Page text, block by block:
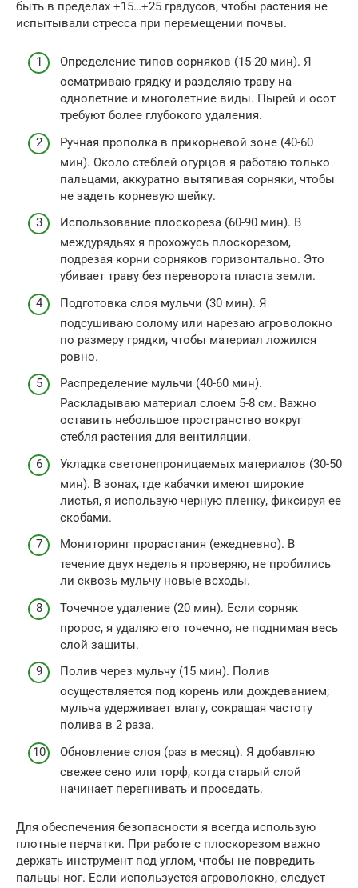
быть в пределах +15…+25 градусов, чтобы растения не
испытывали стресса при перемещении почвы.
Определение типов сорняков (15-20 мин). Я
осматриваю грядку и разделяю траву на
однолетние и многолетние виды. Пырей и осот
требуют более глубокого удаления.
Ручная прополка в прикорневой зоне (40-60
мин). Около стеблей огурцов я работаю только
пальцами, аккуратно вытягивая сорняки, чтобы
не задеть корневую шейку.
Использование плоскореза (60-90 мин). В
междурядьях я прохожусь плоскорезом,
подрезая корни сорняков горизонтально. Это
убивает траву без переворота пласта земли.
Подготовка слоя мульчи (30 мин). Я
подсушиваю солому или нарезаю агроволокно
по размеру грядки, чтобы материал ложился
ровно.
Распределение мульчи (40-60 мин).
Раскладываю материал слоем 5-8 см. Важно
оставить небольшое пространство вокруг
стебля растения для вентиляции.
Укладка светонепроницаемых материалов (30-50
мин). В зонах, где кабачки имеют широкие
листья, я использую черную пленку, фиксируя ее
скобами.
Мониторинг прорастания (ежедневно). В
течение двух недель я проверяю, не пробились
ли сквозь мульчу новые всходы.
Точечное удаление (20 мин). Если сорняк
пророс, я удаляю его точечно, не поднимая весь
слой защиты.
Полив через мульчу (15 мин). Полив
осуществляется под корень или дождеванием;
мульча удерживает влагу, сокращая частоту
полива в 2 раза.
Обновление слоя (раз в месяц). Я добавляю
свежее сено или торф, когда старый слой
начинает перегнивать и проседать.
Для обеспечения безопасности я всегда использую
плотные перчатки. При работе с плоскорезом важно
держать инструмент под углом, чтобы не повредить
пальцы ног. Если используется агроволокно, следует